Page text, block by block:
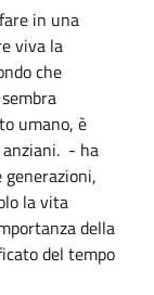
in una
viva la
che
umano, è
- ha
generazioni,
la vita
della
del tempo